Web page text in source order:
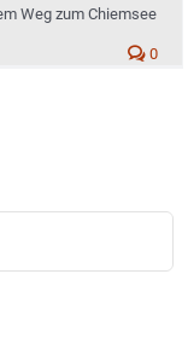
Weg zum Chiemsee
0